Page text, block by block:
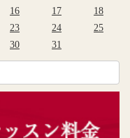
16 17
18
23 24
25
30 31